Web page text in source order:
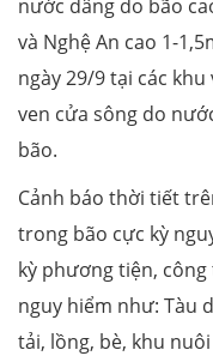
nước dâng do bão
và Nghệ An cao 1-
ngày 29/9 tại các
ven cửa sông do
bão.
Cảnh báo thời tiết
trong bão cực kỳ
kỳ phương tiện,
nguy hiểm như: Tàu
tải, lồng, bè, khu